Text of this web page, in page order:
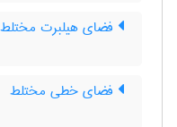
فضای هیلبرت مختلط
فضای خطی مختلط